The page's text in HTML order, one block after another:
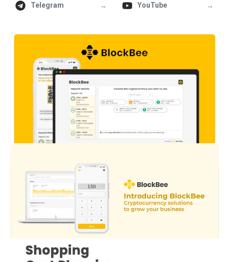
Telegram → YouTube →